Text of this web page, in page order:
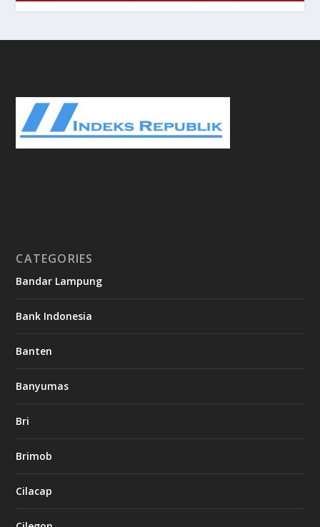
CATEGORIES
Bandar Lampung
Bank Indonesia
Banten
Banyumas
Bri
Brimob
Cilacap